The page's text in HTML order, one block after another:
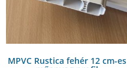
MPVC Rustica fehér 12 cm-es